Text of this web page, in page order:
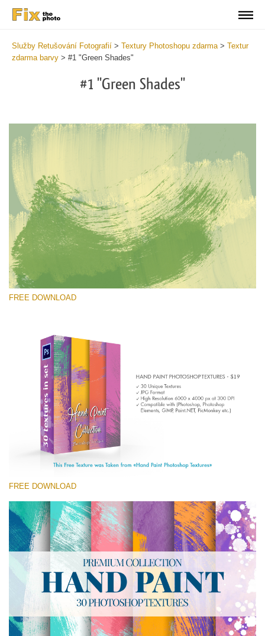
Služby Retušování Fotografií > Textury Photoshopu zdarma> Textur
zdarma barvy > #1 "Green Shades"
#1 "Green Shades"
Prosím vyberte
Free Photoshop Texture #1 Small 800*533px
Hand Painted
(30 Textures)
Large 6000*4000px
Entire Collection
Stažení zdarma
FREE DOWNLOAD
FREE DOWNLOAD